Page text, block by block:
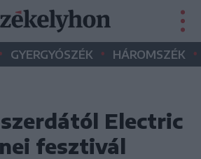
• GYERGYÓSZÉK • HÁROMSZÉK •
Electric
fesztivál